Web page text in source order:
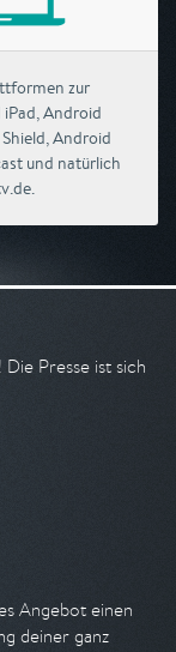
zur
iPad, Android
Android
und natürlich
! Die Presse ist sich
Angebot einen
deiner ganz